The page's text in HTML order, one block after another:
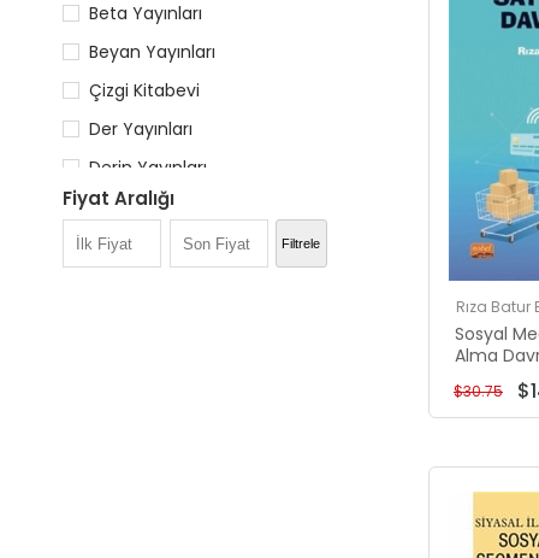
Beta Yayınları
Beyan Yayınları
Çizgi Kitabevi
Der Yayınları
Derin Yayınları
Detay Yayıncılık
Dikeyeksen
Fiyat Aralığı
Filtrele
$5.00 -
$16.00 -
$26.00 -
Rıza Batur
Sosyal
Alma
$30.75